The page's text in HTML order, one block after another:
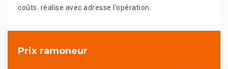
coûts. réalise avec adresse l’opération.
Prix ramoneur